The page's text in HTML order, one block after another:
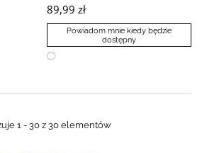
89,99 zł
Powiadom mnie kiedy będzie
dostępny
1 - 30 z 30 elementów